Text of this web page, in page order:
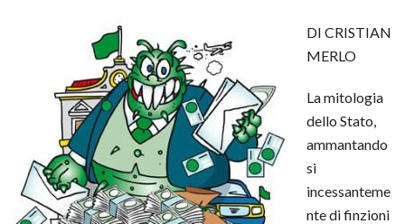
DI CRISTIAN
MERLO
La mitologia
dello Stato,
ammantando
si
incessanteme
nte di finzioni